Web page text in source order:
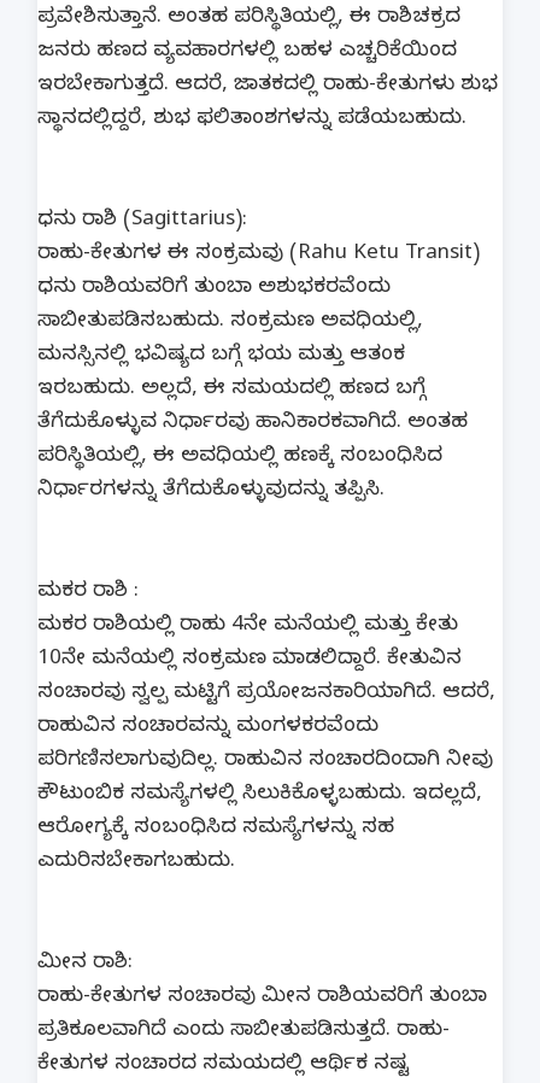
ಪ್ರವೇಶಿಸುತ್ತಾನೆ. ಅಂತಹ ಪರಿಸ್ಥಿತಿಯಲ್ಲಿ, ಈ ರಾಶಿಚಕ್ರದ
ಜನರು ಹಣದ ವ್ಯವಹಾರಗಳಲ್ಲಿ ಬಹಳ ಎಚ್ಚರಿಕೆಯಿಂದ
ಇರಬೇಕಾಗುತ್ತದೆ. ಆದರೆ, ಜಾತಕದಲ್ಲಿ ರಾಹು-ಕೇತುಗಳು ಶುಭ
ಸ್ಥಾನದಲ್ಲಿದ್ದರೆ, ಶುಭ ಫಲಿತಾಂಶಗಳನ್ನು ಪಡೆಯಬಹುದು.
ಧನು ರಾಶಿ (Sagittarius):
ರಾಹು-ಕೇತುಗಳ ಈ ಸಂಕ್ರಮವು (Rahu Ketu Transit)
ಧನು ರಾಶಿಯವರಿಗೆ ತುಂಬಾ ಅಶುಭಕರವೆಂದು
ಸಾಬೀತುಪಡಿಸಬಹುದು. ಸಂಕ್ರಮಣ ಅವಧಿಯಲ್ಲಿ,
ಮನಸ್ಸಿನಲ್ಲಿ ಭವಿಷ್ಯದ ಬಗ್ಗೆ ಭಯ ಮತ್ತು ಆತಂಕ
ಇರಬಹುದು. ಅಲ್ಲದೆ, ಈ ಸಮಯದಲ್ಲಿ ಹಣದ ಬಗ್ಗೆ
ತೆಗೆದುಕೊಳ್ಳುವ ನಿರ್ಧಾರವು ಹಾನಿಕಾರಕವಾಗಿದೆ. ಅಂತಹ
ಪರಿಸ್ಥಿತಿಯಲ್ಲಿ, ಈ ಅವಧಿಯಲ್ಲಿ ಹಣಕ್ಕೆ ಸಂಬಂಧಿಸಿದ
ನಿರ್ಧಾರಗಳನ್ನು ತೆಗೆದುಕೊಳ್ಳುವುದನ್ನು ತಪ್ಪಿಸಿ.
ಮಕರ ರಾಶಿ :
ಮಕರ ರಾಶಿಯಲ್ಲಿ ರಾಹು 4ನೇ ಮನೆಯಲ್ಲಿ ಮತ್ತು ಕೇತು
10ನೇ ಮನೆಯಲ್ಲಿ ಸಂಕ್ರಮಣ ಮಾಡಲಿದ್ದಾರೆ. ಕೇತುವಿನ
ಸಂಚಾರವು ಸ್ವಲ್ಪ ಮಟ್ಟಿಗೆ ಪ್ರಯೋಜನಕಾರಿಯಾಗಿದೆ. ಆದರೆ,
ರಾಹುವಿನ ಸಂಚಾರವನ್ನು ಮಂಗಳಕರವೆಂದು
ಪರಿಗಣಿಸಲಾಗುವುದಿಲ್ಲ. ರಾಹುವಿನ ಸಂಚಾರದಿಂದಾಗಿ ನೀವು
ಕೌಟುಂಬಿಕ ಸಮಸ್ಯೆಗಳಲ್ಲಿ ಸಿಲುಕಿಕೊಳ್ಳಬಹುದು. ಇದಲ್ಲದೆ,
ಆರೋಗ್ಯಕ್ಕೆ ಸಂಬಂಧಿಸಿದ ಸಮಸ್ಯೆಗಳನ್ನು ಸಹ
ಎದುರಿಸಬೇಕಾಗಬಹುದು.
ಮೀನ ರಾಶಿ:
ರಾಹು-ಕೇತುಗಳ ಸಂಚಾರವು ಮೀನ ರಾಶಿಯವರಿಗೆ ತುಂಬಾ
ಪ್ರತಿಕೂಲವಾಗಿದೆ ಎಂದು ಸಾಬೀತುಪಡಿಸುತ್ತದೆ. ರಾಹು-
ಕೇತುಗಳ ಸಂಚಾರದ ಸಮಯದಲ್ಲಿ ಆರ್ಥಿಕ ನಷ್ಟ